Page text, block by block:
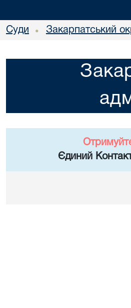
Суди • Закарпатський
Єдиний